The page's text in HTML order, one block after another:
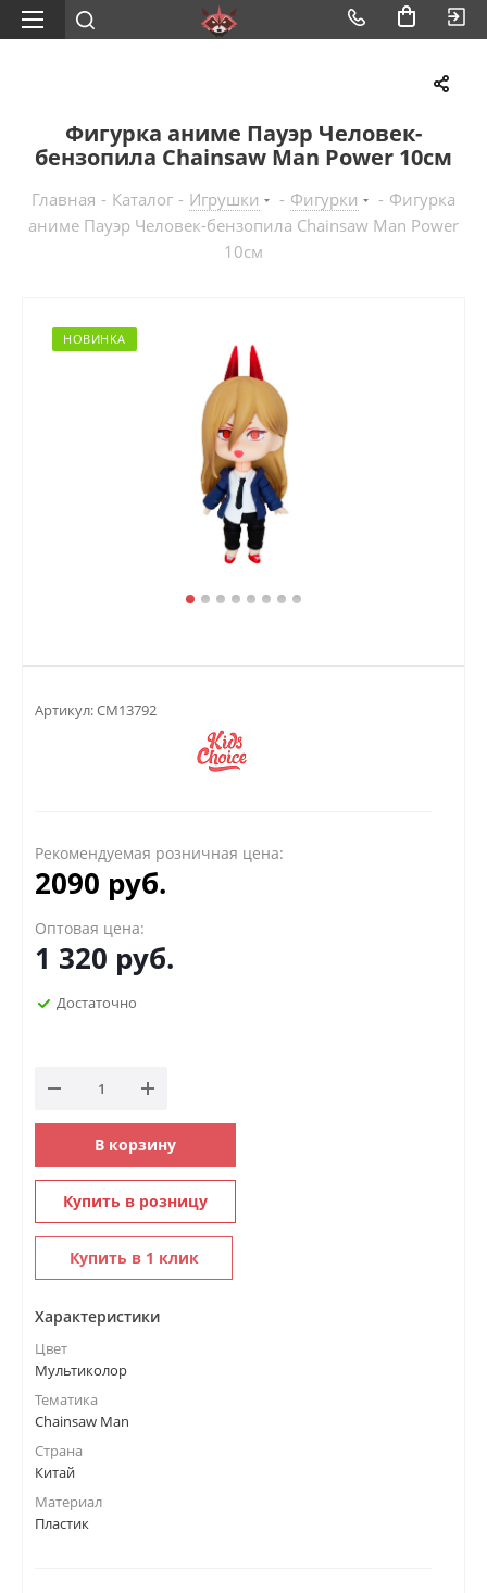
Фигурка аниме Пауэр Человек-
бензопила Chainsaw Man Power 10см
Главная - Каталог - Игрушки - Фигурки - Фигурка
аниме Пауэр Человек-бензопила Chainsaw Man Power
10см
НОВИНКА
Артикул:CM13792
Рекомендуемая розничная цена:
2090 руб.
Оптовая цена:
1 320 руб.
Достаточно
В корзину
Купить в розницу
Купить в 1 клик
Характеристики
Цвет
Мультиколор
Тематика
Chainsaw Man
Страна
Китай
Материал
Пластик